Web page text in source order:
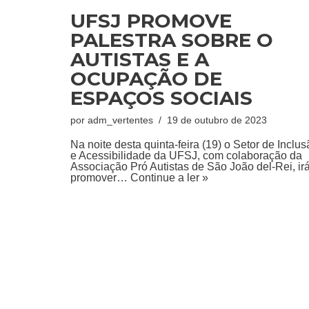
UFSJ PROMOVE
PALESTRA SOBRE O
AUTISTAS E A
OCUPAÇÃO DE
ESPAÇOS SOCIAIS
por adm_vertentes 19 de outubro de 2023
Na noite desta quinta-feira (19) o Setor de
e Acessibilidade da UFSJ, com colaboração da
Associação Pró Autistas de São João del-Rei, irá
promover… Continue a ler »